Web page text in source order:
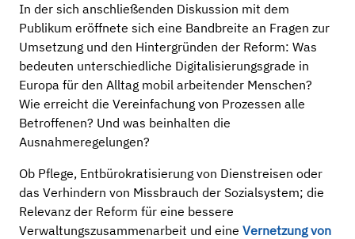
In der sich anschließenden Diskussion mit dem
Publikum eröffnete sich eine Bandbreite an Fragen zur
Umsetzung und den Hintergründen der Reform: Was
bedeuten unterschiedliche Digitalisierungsgrade in
Europa für den Alltag mobil arbeitender Menschen?
Wie erreicht die Vereinfachung von Prozessen alle
Betroffenen? Und was beinhalten die
Ausnahmeregelungen?
Ob Pflege, Entbürokratisierung von Dienstreisen oder
das Verhindern von Missbrauch der Sozialsystem; die
Relevanz der Reform für eine bessere
Verwaltungszusammenarbeit und eine Vernetzung von